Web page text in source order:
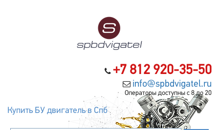
+7 812 920-35-50
info@spbdvigatel.ru
Операторы доступны с 8 до 20
Купить БУ двигатель в Спб